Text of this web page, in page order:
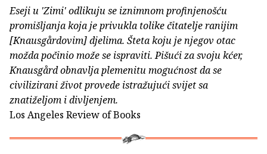
Eseji u 'Zimi' odlikuju se iznimnom profinjenošću
promišljanja koja je privukla tolike čitatelje ranijim
[Knausgårdovim] djelima. Šteta koju je njegov otac
možda počinio može se ispraviti. Pišući za svoju kćer,
Knausgård obnavlja plemenitu mogućnost da se
civilizirani život provede istražujući svijet sa
znatiželjom i divljenjem.
Los Angeles Review of Books